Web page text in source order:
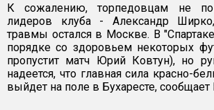
К сожалению, торпедовцам не
лидеров клуба - Александр
травмы остался в Москве. В
порядке со здоровьем некоторых
пропустит матч Юрий Ковтун), но
надеется, что главная сила красно-
выйдет на поле в Бухаресте,